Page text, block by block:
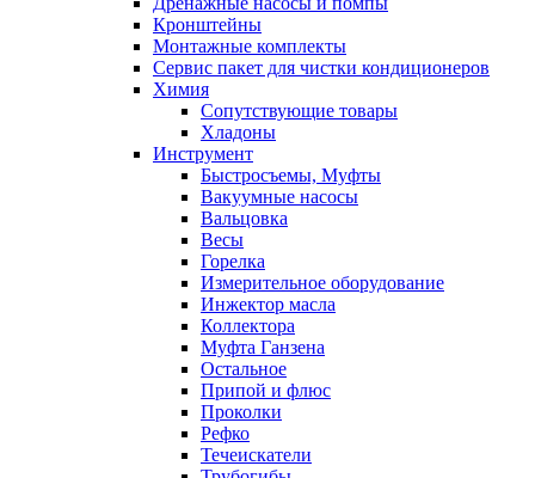
Кронштейны
Монтажные комплекты
Сервис пакет для чистки кондиционеров
Химия
Сопутствующие товары
Хладоны
Инструмент
Быстросъемы, Муфты
Вакуумные насосы
Вальцовка
Весы
Горелка
Измерительное оборудование
Инжектор масла
Коллектора
Муфта Ганзена
Остальное
Припой и флюс
Проколки
Рефко
Течеискатели